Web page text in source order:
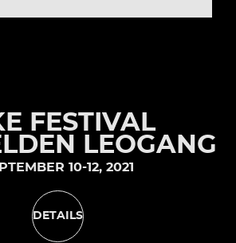
FESTIVAL
LEOGANG
10-12, 2021
DETAILS